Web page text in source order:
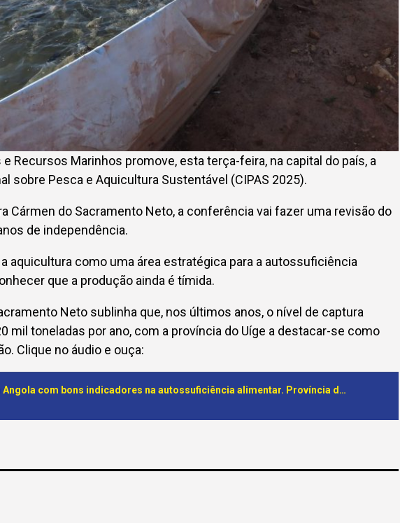
Recursos Marinhos promove, esta terça-feira, na capital do país, a
sobre Pesca e Aquicultura Sustentável (CIPAS 2025).
Cármen do Sacramento Neto, a conferência vai fazer uma revisão do
de independência.
aquicultura como uma área estratégica para a autossuficiência
que a produção ainda é tímida.
Neto sublinha que, nos últimos anos, o nível de captura
mil toneladas por ano, com a província do Uíge a destacar-se como
Clique no áudio e ouça:
Aquicultura em Angola com bons indicadores na autossuficiência alimentar. Província do Uíge lidera produção no país